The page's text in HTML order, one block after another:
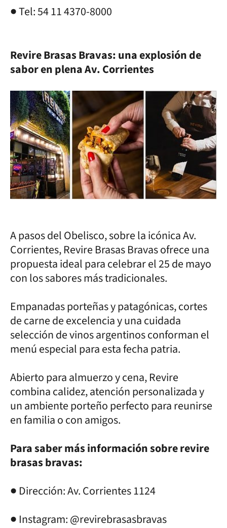
● Tel: 54 11 4370-8000
Revire Brasas Bravas: una explosión de
sabor en plena Av. Corrientes
A pasos del Obelisco, sobre la icónica Av.
Corrientes, Revire Brasas Bravas ofrece una
propuesta ideal para celebrar el 25 de mayo
con los sabores más tradicionales.
Empanadas porteñas y patagónicas, cortes
de carne de excelencia y una cuidada
selección de vinos argentinos conforman el
menú especial para esta fecha patria.
Abierto para almuerzo y cena, Revire
combina calidez, atención personalizada y
un ambiente porteño perfecto para reunirse
en familia o con amigos.
Para saber más información sobre revire
brasas bravas:
● Dirección: Av. Corrientes 1124
● Instagram: @revirebrasasbravas